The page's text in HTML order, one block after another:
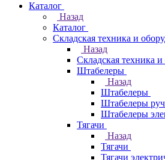
Каталог
Назад
Каталог
Складская техника и
Назад
Складская техника
Штабелеры
Назад
Штабелеры
Штабелеры
Штабелеры
Тягачи
Назад
Тягачи
Тягачи